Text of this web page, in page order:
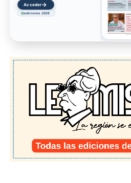
Acceder→
ediciones 2026